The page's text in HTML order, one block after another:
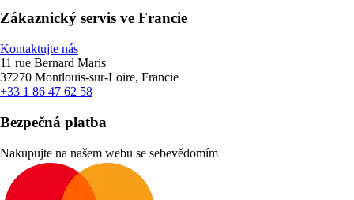
Zákaznický servis ve Francie
Kontaktujte nás
11 rue Bernard Maris
37270 Montlouis-sur-Loire, Francie
+33 1 86 47 62 58
Bezpečná platba
Nakupujte na našem webu se sebevědomím